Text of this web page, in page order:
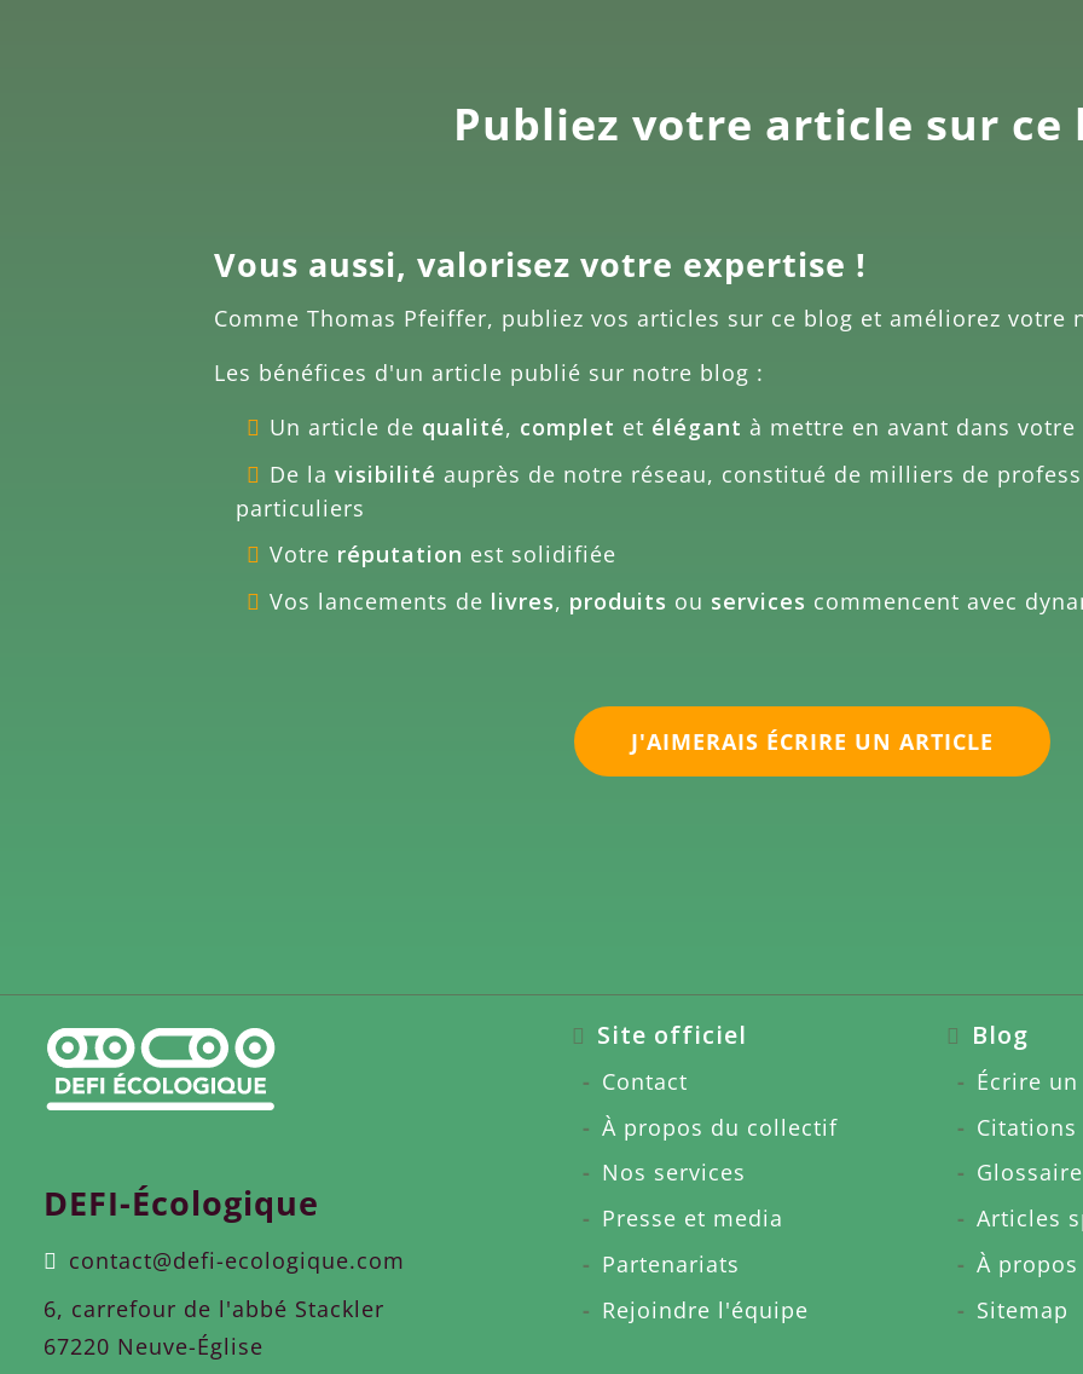
Publiez votre article sur ce
Vous aussi, valorisez votre expertise !
Comme Thomas Pfeiffer, publiez vos articles sur ce blog et améliorez votre
Les bénéfices d'un article publié sur notre blog :
Un article de qualité, complet et élégant à mettre en avant dans
De lavisibilité auprès de notre réseau, constitué de milliers de
particuliers
Votre réputation est solidifiée
Vos lancements de livres, produits ou services commencent avec
J'AIMERAIS ÉCRIRE UN ARTICLE
DEFI-Écologique
contact@defi-ecologique.com
6, carrefour de l'abbé Stackler
67220 Neuve-Église
Site officiel
Contact
À propos du collectif
Nos services
Presse et media
Partenariats
Rejoindre l'équipe
Blog
Écrire
Citations
Glossaire
Articles
À
Sitemap